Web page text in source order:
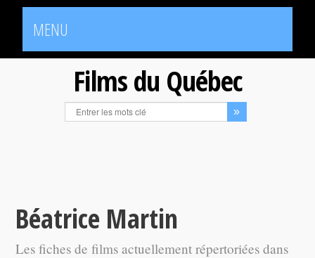
MENU
Films du Québec
Béatrice Martin
Les fiches de films actuellement répertoriées dans